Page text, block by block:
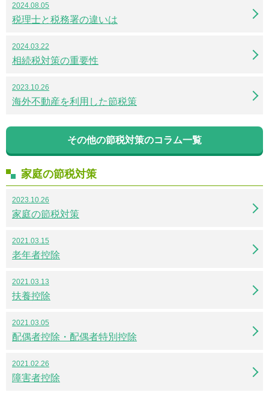
2024.08.05
税理士と税務署の違いは
2024.03.22
相続税対策の重要性
2023.10.26
海外不動産を利用した節税策
その他の節税対策のコラム一覧
家庭の節税対策
2023.10.26
家庭の節税対策
2021.03.15
老年者控除
2021.03.13
扶養控除
2021.03.05
配偶者控除・配偶者特別控除
2021.02.26
障害者控除